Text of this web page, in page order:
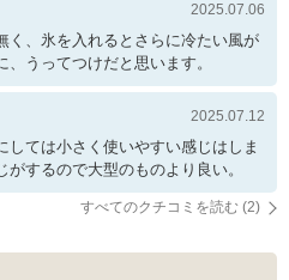
2025.07.06
く、氷を入れるとさらに冷たい風が
うってつけだと思います。
2025.07.12
しては小さく使いやすい感じはしま
するので大型のものより良い。
すべてのクチコミを読む (2)